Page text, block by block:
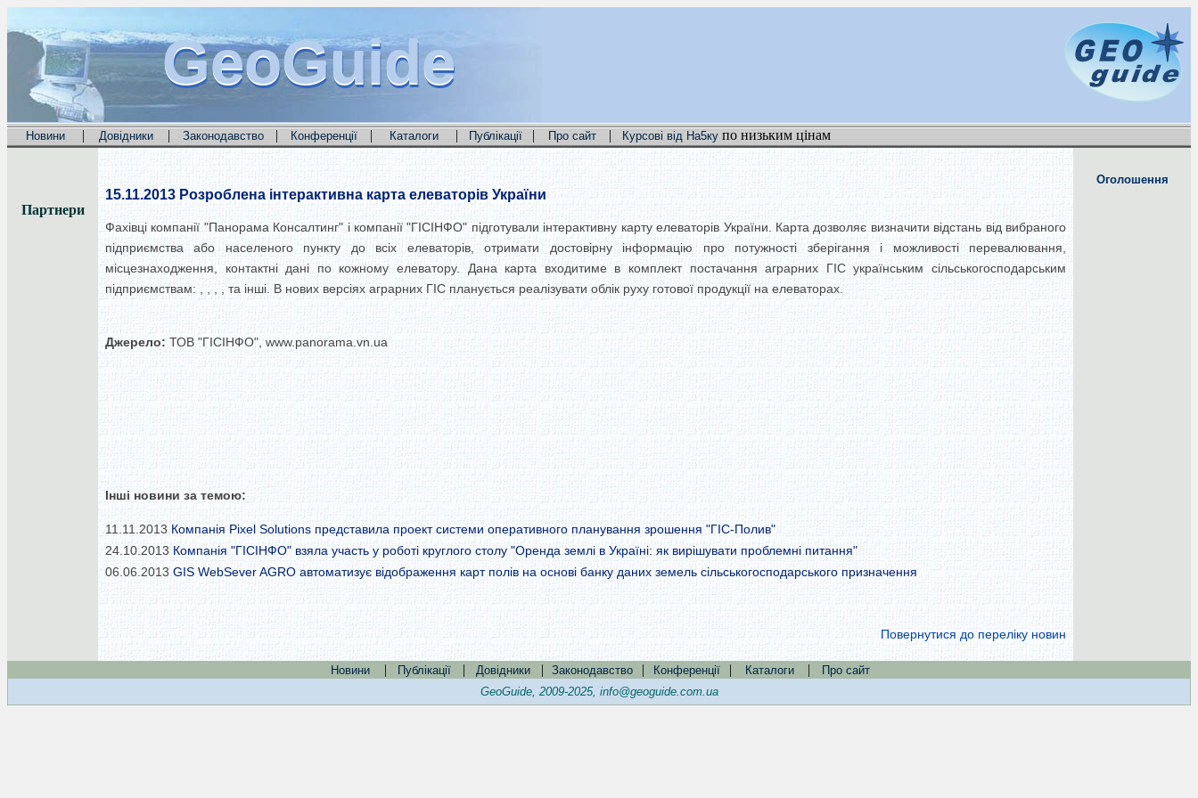
GeoGuide
GeoGuide
GeoGuide
Новини | Довідники | Законодавство | Конференції | Каталоги | Публікації | Про сайт | Курсові від На5ку по низьким цінам
Партнери
15.11.2013 Розроблена інтерактивна карта елеваторів України
Фахівці компанії "Панорама Консалтинг" і компанії "ГІСІНФО" підготували інтерактивну карту елеваторів України. Карта дозволяє визначити відстань від вибраного
підприємства або населеного пункту до всіх елеваторів, отримати достовірну інформацію про потужності зберігання і можливості перевалювання,
місцезнаходження, контактні дані по кожному елеватору. Дана карта входитиме в комплект постачання аграрних ГІС українським сільськогосподарським
підприємствам: , , , , та інші. В нових версіях аграрних ГІС планується реалізувати облік руху готової продукції на елеваторах.
Джерело: ТОВ "ГІСІНФО", www.panorama.vn.ua
Інші новини за темою:
11.11.2013 Компанія Pixel Solutions представила проект системи оперативного планування зрошення "ГІС-Полив"
24.10.2013 Компанія "ГІСІНФО" взяла участь у роботі круглого столу "Оренда землі в Україні: як вирішувати проблемні питання"
06.06.2013 GIS WebSever AGRO автоматизує відображення карт полів на основі банку даних земель сільськогосподарського призначення
Повернутися до переліку новин
Оголошення
Новини | Публікації | Довідники | Законодавство | Конференції | Каталоги |
Про сайт
GeoGuide, 2009-2025, info@geoguide.com.ua